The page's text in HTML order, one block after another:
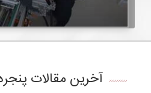
آخرین مقالات